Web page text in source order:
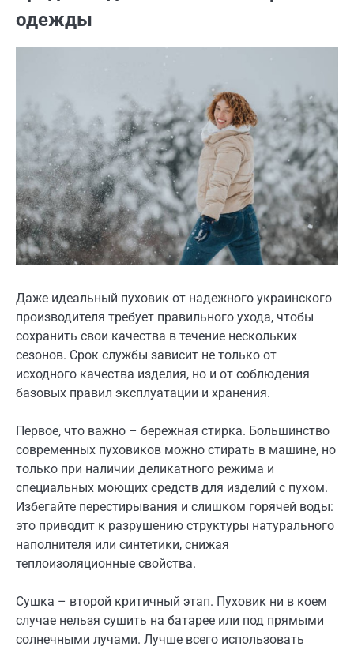
одежды
Даже идеальный пуховик от надежного украинского
производителя требует правильного ухода, чтобы
сохранить свои качества в течение нескольких
сезонов. Срок службы зависит не только от
исходного качества изделия, но и от соблюдения
базовых правил эксплуатации и хранения.
Первое, что важно – бережная стирка. Большинство
современных пуховиков можно стирать в машине, но
только при наличии деликатного режима и
специальных моющих средств для изделий с пухом.
Избегайте перестирывания и слишком горячей воды:
это приводит к разрушению структуры натурального
наполнителя или синтетики, снижая
теплоизоляционные свойства.
Сушка – второй критичный этап. Пуховик ни в коем
случае нельзя сушить на батарее или под прямыми
солнечными лучами. Лучше всего использовать